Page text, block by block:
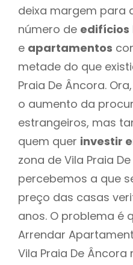
deixa margem para
número de edifícios
e apartamentos
metade do que
Praia De Âncora.
o aumento da
estrangeiros, mas
quem quer investir
zona de Vila Praia
percebemos a que
preço das casas
anos. O problema é
Arrendar
Vila Praia De